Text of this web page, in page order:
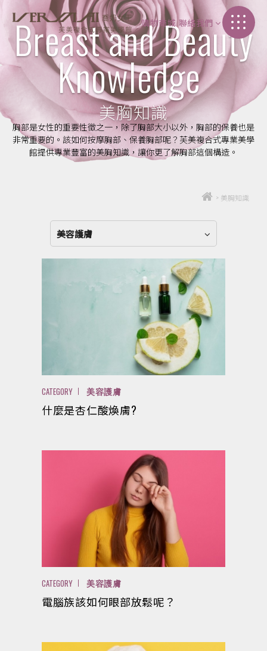
購物商城 聯絡我們
加盟介紹
聯絡我們
Breast and Beauty
Knowledge
美胸知識
胸部是女性的重要性徵之一，除了胸部大小以外，胸部的保養也是
非常重要的。該如何按摩胸部、保養胸部呢？芙美複合式專業美學
館提供專業豐富的美胸知識，讓你更了解胸部這個構造。
> 美胸知識
美容護膚
CATEGORY 美容護膚
什麼是杏仁酸煥膚?
CATEGORY 美容護膚
電腦族該如何眼部放鬆呢？